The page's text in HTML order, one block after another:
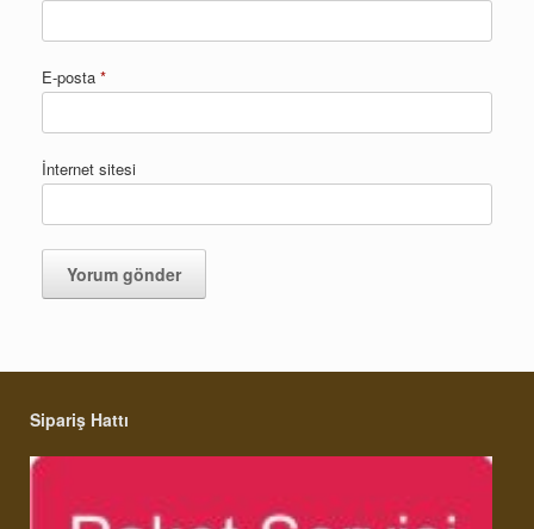
E-posta *
İnternet sitesi
Sipariş Hattı